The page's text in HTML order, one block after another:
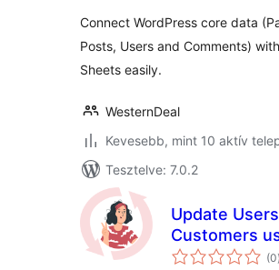
Connect WordPress core data
Posts, Users and Comments)
Sheets easily.
WesternDeal
Kevesebb, mint 10 aktív
Tesztelve: 7.0.2
Update
Customers
CSV
(0)